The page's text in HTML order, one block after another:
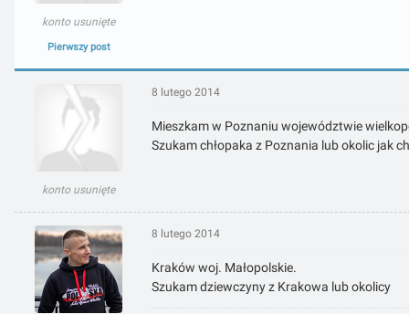
konto usunięte
Pierwszy post
konto usunięte
8 lutego 2014
Mieszkam w Poznaniu województwie
Szukam chłopaka z Poznania lub okolic jak
8 lutego 2014
Kraków woj. Małopolskie.
Szukam dziewczyny z Krakowa lub okolicy